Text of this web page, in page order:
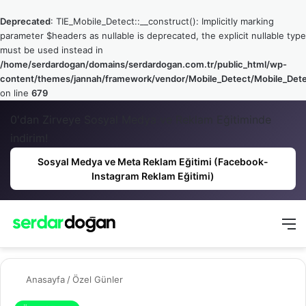
Deprecated: TIE_Mobile_Detect::__construct(): Implicitly marking
parameter $headers as nullable is deprecated, the explicit nullable type
must be used instead in
/home/serdardogan/domains/serdardogan.com.tr/public_html/wp-
content/themes/jannah/framework/vendor/Mobile_Detect/
on line 679
0'dan Zirveye Sosyal Medya ve Reklam Eğitiminde
indirim!
Sosyal Medya ve Meta Reklam Eğitimi (Facebook-
Instagram Reklam Eğitimi)
Kayıt Ol
Anasayfa /Özel Günler